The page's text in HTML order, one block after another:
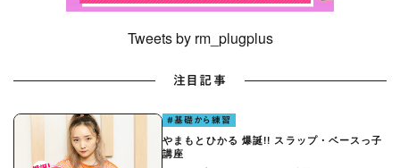
Tweets by rm_plugplus
注目記事
#基礎から練習
やまもとひかる 爆誕!! スラップ・ベースっ子
講座